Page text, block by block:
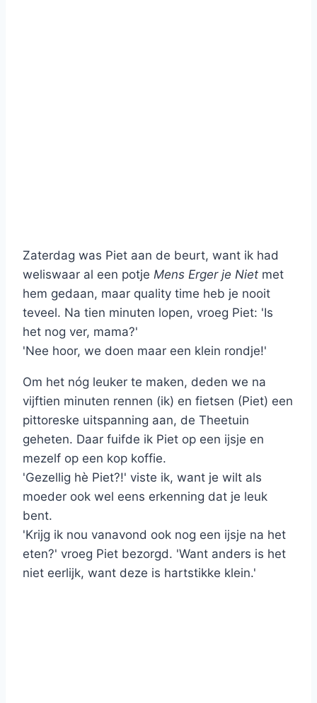
Zaterdag was Piet aan de beurt, want ik had
weliswaar al een potje Mens Erger je Niet met
hem gedaan, maar quality time heb je nooit
teveel. Na tien minuten lopen, vroeg Piet: 'Is
het nog ver, mama?'
'Nee hoor, we doen maar een klein rondje!'
Om het nóg leuker te maken, deden we na
vijftien minuten rennen (ik) en fietsen (Piet) een
pittoreske uitspanning aan, de Theetuin
geheten. Daar fuifde ik Piet op een ijsje en
mezelf op een kop koffie.
'Gezellig hè Piet?!' viste ik, want je wilt als
moeder ook wel eens erkenning dat je leuk
bent.
'Krijg ik nou vanavond ook nog een ijsje na het
eten?' vroeg Piet bezorgd. 'Want anders is het
niet eerlijk, want deze is hartstikke klein.'